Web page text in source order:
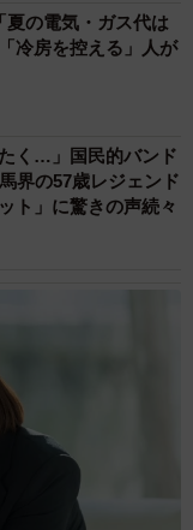
っているから、い
に活動休止中、子
ンジャー」と呼ば
ンジャーZ」。師匠
ジを胸に再出発し
夏の電気・ガス代は
冷房を控える」人が
く…」国民的バンド
界の57歳レジェンド
ト」に驚きの声続々